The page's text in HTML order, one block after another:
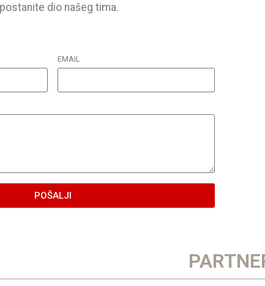
postanite dio našeg tima.
EMAIL
POŠALJI